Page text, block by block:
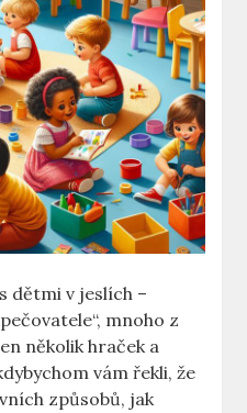
dětmi v jeslích –
mnoho z
několik hraček a
vám řekli, že
způsobů, jak